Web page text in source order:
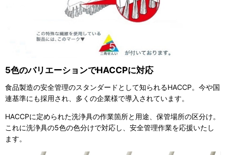
5色のバリエーションでHACCPに対応
食品製造の安全管理のスタンダードとして知られるHACCP。今や国
連基準にも採用され、多くの企業様で導入されています。
HACCPに定められた洗浄具の作業箇所と用途、保管場所の区分け。
これに洗浄具の5色の色分けで対応し、安全管理作業を応援いたし
ます。